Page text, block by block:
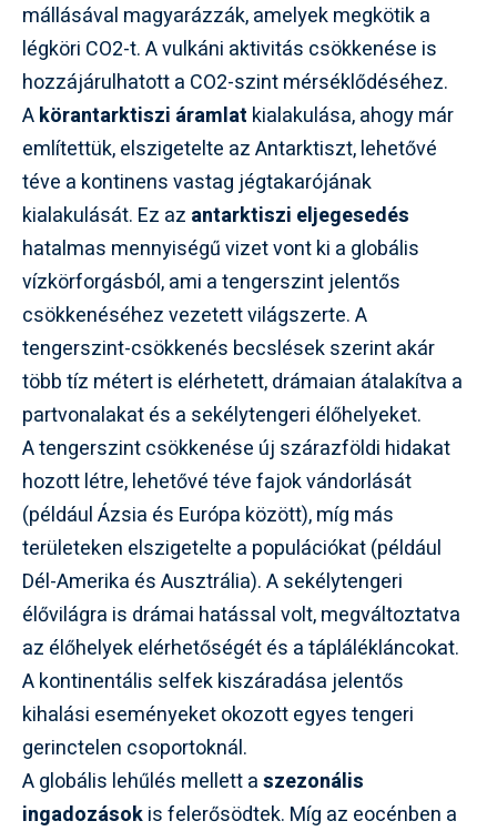
mállásával magyarázzák, amelyek megkötik a
légköri CO2-t. A vulkáni aktivitás csökkenése is
hozzájárulhatott a CO2-szint mérséklődéséhez.
Akörantarktiszi áramlat kialakulása, ahogy már
említettük, elszigetelte az Antarktiszt, lehetővé
téve a kontinens vastag jégtakarójának
kialakulását. Ez az antarktiszi eljegesedés
hatalmas mennyiségű vizet vont ki a globális
vízkörforgásból, ami a tengerszint jelentős
csökkenéséhez vezetett világszerte. A
tengerszint-csökkenés becslések szerint akár
több tíz métert is elérhetett, drámaian átalakítva a
partvonalakat és a sekélytengeri élőhelyeket.
A tengerszint csökkenése új szárazföldi hidakat
hozott létre, lehetővé téve fajok vándorlását
(például Ázsia és Európa között), míg más
területeken elszigetelte a populációkat (például
Dél-Amerika és Ausztrália). A sekélytengeri
élővilágra is drámai hatással volt, megváltoztatva
az élőhelyek elérhetőségét és a táplálékláncokat.
A kontinentális selfek kiszáradása jelentős
kihalási eseményeket okozott egyes tengeri
gerinctelen csoportoknál.
A globális lehűlés mellett aszezonális
ingadozásokis felerősödtek. Míg az eocénben a